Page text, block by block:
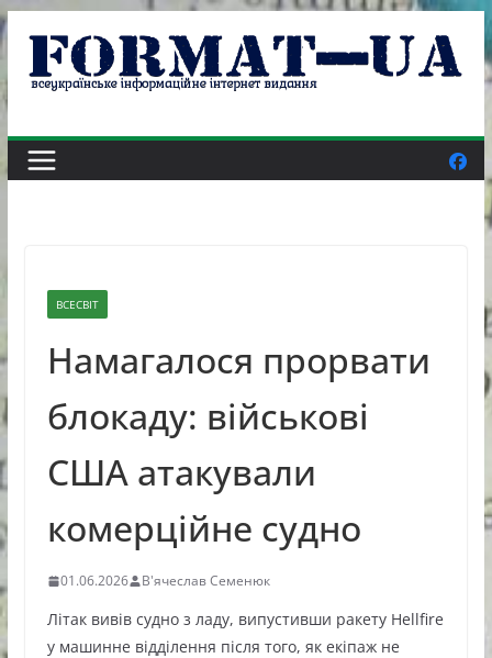
Skip
content
ВСЕСВІТ
Намагалося прорвати
блокаду: військові
США атакували
комерційне судно
01.06.2026 В'ячеслав Семенюк
Літак вивів судно з ладу, випустивши ракету Hellfire
у машинне відділення після того, як екіпаж не